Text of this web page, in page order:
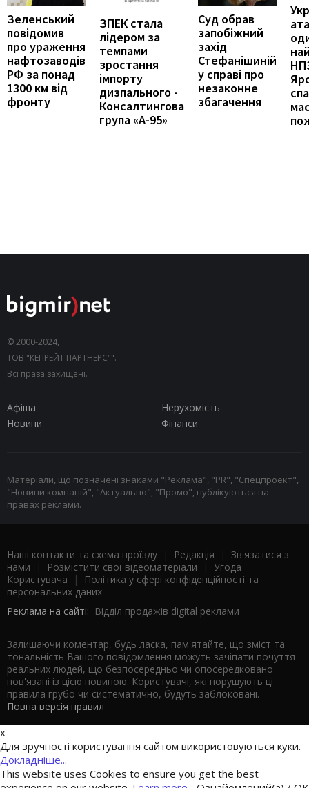
Зеленський
повідомив
про ураження
нафтозаводів
РФ за понад
1300 км від
фронту
ЗПЕК стала
лідером за
темпами
зростання
імпорту
дизпального -
Консалтингова
група «А-95»
Суд обрав
запобіжний
захід
Стефанішиній
у справі про
незаконне
збагачення
© 2000-2024,
ТОВ "КЕПРЕЙТ ПАРТНЕРС"".
Всі права захищені.
Афіша
Нерухомість
Новини
Фінанси
Матеріали, що позначені знаками "Реклама", "PR", "Спецпроект",
"Новини компаній", "Актуально", "Промо", публікуються на
правах реклами.
Наші контакти та схема проїзду | Редакція | Зв'язатися з
нами | Розмістити свої відеоматеріали | Угода
Користувача |
Політика у сфері конфіденційності та
персональних даних
Реклама на сайті: Відділ продажів digital реклами
Залишаючи коментар, будь ласка, пам'ятайте, що зміст та
тональність Вашого повідомлення можуть зачіпати почуття
реальних людей, що безпосередньо чи опосередковано
пов'язані із цією новиною. Користувачі, які порушують ці
правила грубо чи систематично, будуть заблоковані.
Повна версія правил
x
Для зручності користування сайтом використовуються куки.
Докладніше...
This website uses Cookies to ensure you get the best